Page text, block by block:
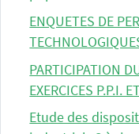
ENQUETES DE
PARTICIPATION
EXERCICES P.P.I.
Etude des